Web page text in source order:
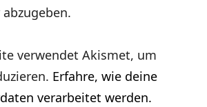
verwendet Akismet, um
Erfahre, wie deine
verarbeitet werden.